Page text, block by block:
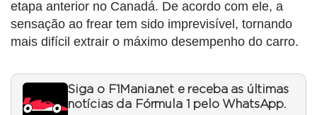
etapa anterior no Canadá. De acordo com ele, a
sensação ao frear tem sido imprevisível, tornando
mais difícil extrair o máximo desempenho do carro.
Siga o F1Mania.net e receba as últimas
notícias da Fórmula 1 pelo WhatsApp.